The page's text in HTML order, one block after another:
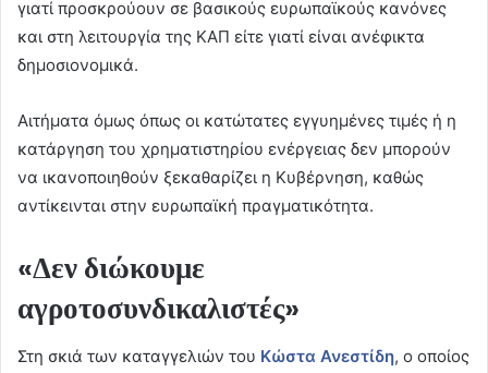
γιατί προσκρούουν σε βασικούς ευρωπαϊκούς κανόνες
και στη λειτουργία της ΚΑΠ είτε γιατί είναι ανέφικτα
δημοσιονομικά.
Αιτήματα όμως όπως οι κατώτατες εγγυημένες τιμές ή η
κατάργηση του χρηματιστηρίου ενέργειας δεν μπορούν
να ικανοποιηθούν ξεκαθαρίζει η Κυβέρνηση, καθώς
αντίκεινται στην ευρωπαϊκή πραγματικότητα.
«Δεν διώκουμε
αγροτοσυνδικαλιστές»
Στη σκιά των καταγγελιών του Κώστα Ανεστίδη, ο οποίος